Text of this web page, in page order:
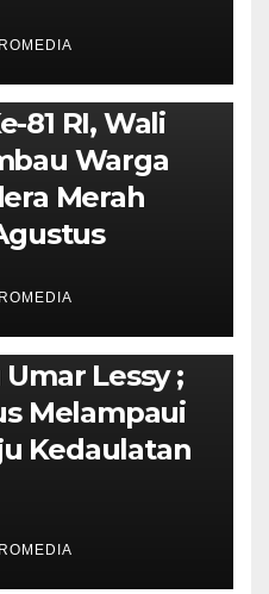
81 RI, Wali
Warga
Merah
MOLUCCAS
Ketua
Lessy ;
Melampaui
Kedaulatan